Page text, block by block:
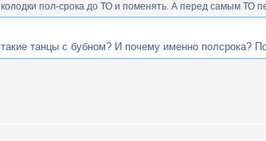
пол-срока до ТО и поменять. А перед самым ТО
танцы с бубном? И почему именно полсрока?